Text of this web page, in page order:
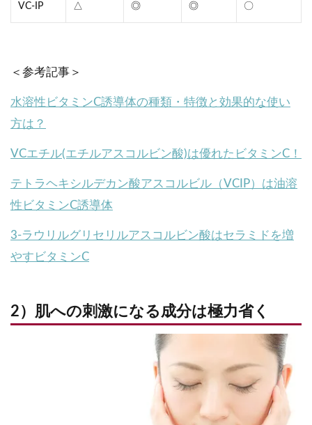
VC-IP △ ◎ ◎ 〇
＜参考記事＞
水溶性ビタミンC誘導体の種類・特徴と効果的な使い
方は？
VCエチル(エチルアスコルビン酸)は優れたビタミンC！
テトラヘキシルデカン酸アスコルビル（VCIP）は油溶
性ビタミンC誘導体
3-ラウリルグリセリルアスコルビン酸はセラミドを増
やすビタミンC
2）肌への刺激になる成分は極力省く